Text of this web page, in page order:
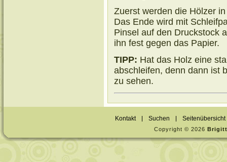
Zuerst werden die Hölzer
Das Ende wird mit
Pinsel auf den Druckstock
ihn fest gegen das Papier.
TIPP: Hat das Holz eine
abschleifen, denn dann ist
zu sehen.
Kontakt Suchen Seitenübersicht
Copyright © 2026